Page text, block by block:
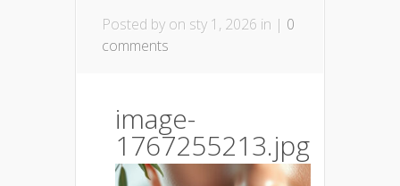
Posted by on sty 1, 2026 in | 0
comments
image-
1767255213.jpg